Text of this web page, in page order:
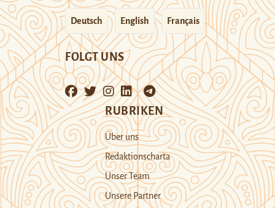
Deutsch English Français
FOLGT UNS
RUBRIKEN
Über uns
Redaktionscharta
Unser Team
Unsere Partner